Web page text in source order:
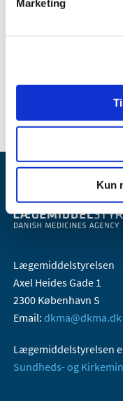
Marketing
Kun
april (2)
2005 (2)
Lægemiddelstyrelsen
Axel Heides Gade 1
2300 København S
Email: dkma@dkma.dk
Lægemiddelstyrelsen
Sundheds- og